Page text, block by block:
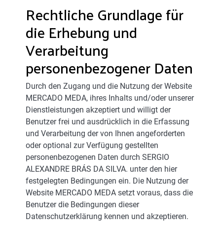
Rechtliche Grundlage für
die Erhebung und
Verarbeitung
personenbezogener Daten
Durch den Zugang und die Nutzung der Website
MERCADO MEDA, ihres Inhalts und/oder unserer
Dienstleistungen akzeptiert und willigt der
Benutzer frei und ausdrücklich in die Erfassung
und Verarbeitung der von Ihnen angeforderten
oder optional zur Verfügung gestellten
personenbezogenen Daten durch SERGIO
ALEXANDRE BRÁS DA SILVA. unter den hier
festgelegten Bedingungen ein. Die Nutzung der
Website MERCADO MEDA setzt voraus, dass die
Benutzer die Bedingungen dieser
Datenschutzerklärung kennen und akzeptieren.